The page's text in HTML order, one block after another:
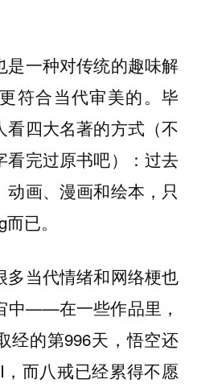
是一种对传统的趣味解
符合当代审美的。毕
看四大名著的方式（不
看完过原书吧）：过去
画、漫画和绘本，只
已。
多当代情绪和网络梗也
中——在一些作品里，
经的第996天，悟空还
而八戒已经累得不愿